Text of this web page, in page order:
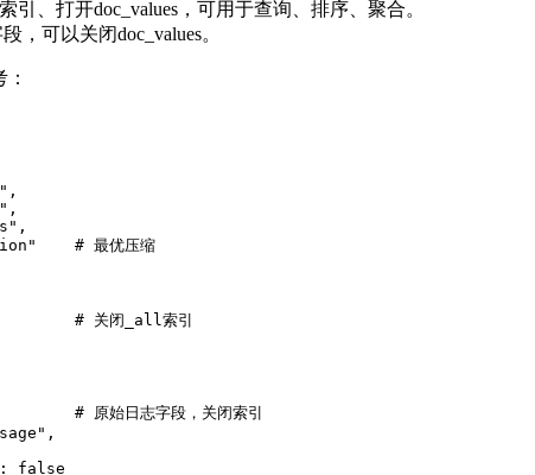
、打开doc_values，可用于查询、排序、聚合。
，可以关闭doc_values。
# 最优压缩
# 关闭_all索引
# 原始日志字段，关闭索引
false